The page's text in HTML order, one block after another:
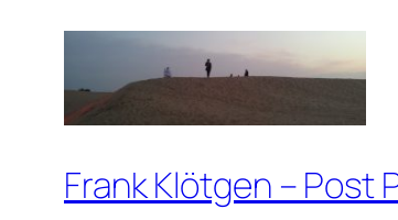
springen
Frank Klötgen – Post